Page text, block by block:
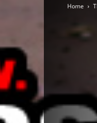
Home